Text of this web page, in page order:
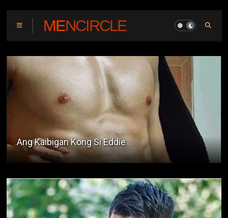
MENCIRCLE
Peryahan sa Fiesta